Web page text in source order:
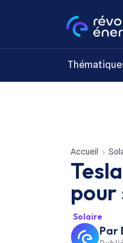
Accueil
pour
Solaire
Par